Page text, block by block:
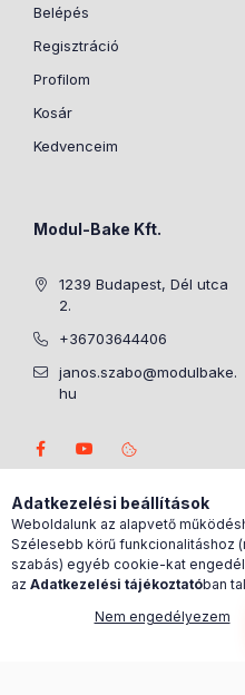
Belépés
Regisztráció
Profilom
Kosár
Kedvenceim
Modul-Bake Kft.
1239 Budapest, Dél utca
2.
+36703644406
janos.szabo@modulbake.
hu
Adatkezelési beállítások
Weboldalunk az alapvető
Szélesebb körű funkcionalitáshoz
szabás) egyéb cookie-kat
az Adatkezelési tájékoztatóban
Nem engedélyezem